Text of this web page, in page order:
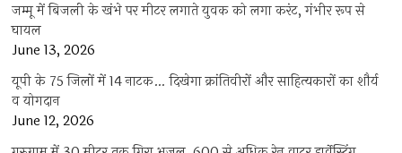
जम्मू में बिजली के खंभे पर मीटर लगाते युवक को लगा करंट, गंभीर रूप से
घायल
June 13, 2026
यूपी के 75 जिलों में 14 नाटक… दिखेगा क्रांतिवीरों और साहित्यकारों का शौर्य
व योगदान
June 12, 2026